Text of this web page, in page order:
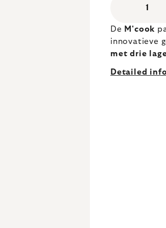
De M'cook
innovatieve
met drie
Detailed